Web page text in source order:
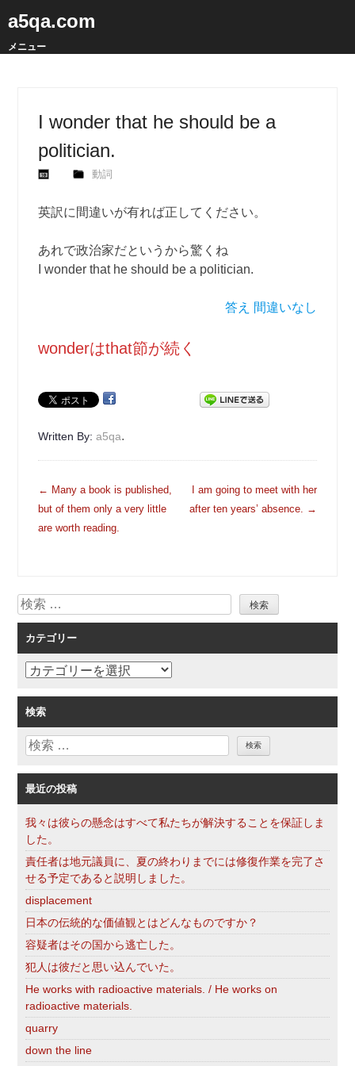
a5qa.com
メニュー
I wonder that he should be a
politician.
動詞
英訳に間違いが有れば正してください。
あれで政治家だというから驚くね
I wonder that he should be a politician.
答え 間違いなし
wonderはthat節が続く
Written By:a5qa.
投
稿
ナ
シ
ョ
ン
← Many a book is published,
but of them only a very little
are worth reading.
I am going to meet with her
after ten years’ absence. →
検
索
カテゴリー
カ
ゴ
リ
ー
検索
検
最近の投稿
我々は彼らの懸念はすべて私たちが解決することを保証しま
した。
責任者は地元議員に、夏の終わりまでには修復作業を完了さ
せる予定であると説明しました。
displacement
日本の伝統的な価値観とはどんなものですか？
容疑者はその国から逃亡した。
犯人は彼だと思い込んでいた。
He works with radioactive materials. / He works on
radioactive materials.
quarry
down the line